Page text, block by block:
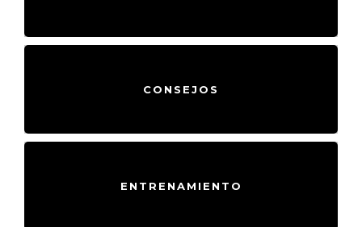
CONSEJOS
ENTRENAMIENTO